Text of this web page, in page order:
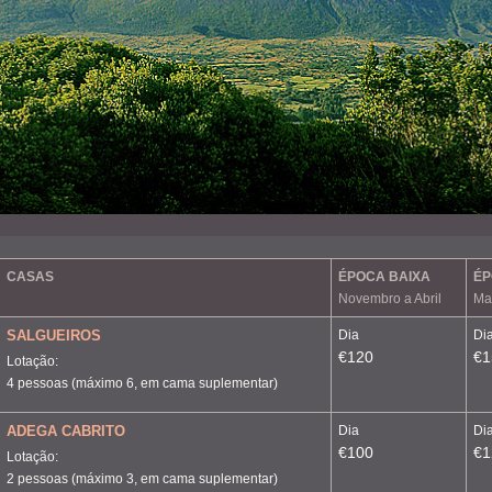
CASAS
ÉPOCA BAIXA
Novembro a Abril
SALGUEIROS
Lotação:
4 pessoas (máximo 6, em cama suplementar)
Dia
€120
ADEGA CABRITO
Lotação:
2 pessoas (máximo 3, em cama suplementar)
Dia
€100